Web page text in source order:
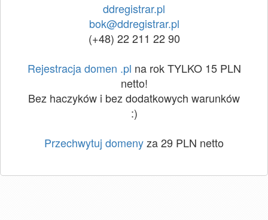
ddregistrar.pl
bok@ddregistrar.pl
(+48) 22 211 22 90
Rejestracja domen .pl na rok TYLKO 15 PLN
netto!
Bez haczyków i bez dodatkowych warunków
:)
Przechwytuj domenyza 29 PLN netto